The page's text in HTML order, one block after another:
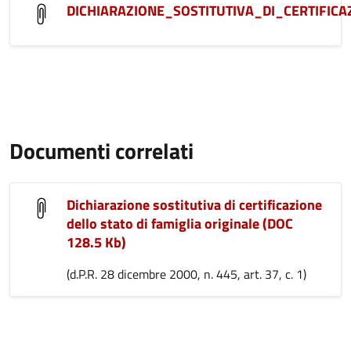
Documenti correlati
Dichiarazione sostitutiva di certificazione
dello stato di famiglia originale (DOC
128.5 Kb)
(d.P.R. 28 dicembre 2000, n. 445, art. 37, c. 1)